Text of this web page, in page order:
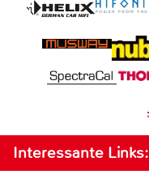
Interessante Links: